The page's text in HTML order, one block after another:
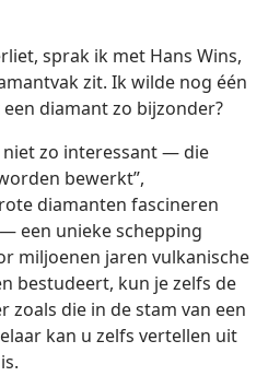
sprak ik met Hans Wins,
zit. Ik wilde nog één
diamant zo bijzonder?
niet zo interessant — die
bewerkt”,
diamanten fascineren
een unieke schepping
miljoenen jaren vulkanische
bestudeert, kun je zelfs de
zoals die in de stam van een
kan u zelfs vertellen uit